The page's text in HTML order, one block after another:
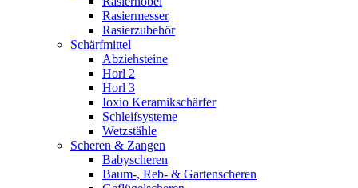
Rasiermesser
Rasierzubehör
Schärfmittel
Abziehsteine
Horl 2
Horl 3
Ioxio Keramikschärfer
Schleifsysteme
Wetzstähle
Scheren & Zangen
Babyscheren
Baum-, Reb- & Gartenscheren